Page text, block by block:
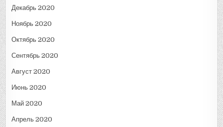
Декабрь 2020
Ноябрь 2020
Октябрь 2020
Сентябрь 2020
Август 2020
Июнь 2020
Май 2020
Апрель 2020